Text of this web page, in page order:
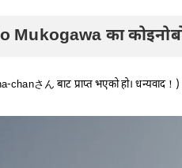
Mukogawa का
chanさん बाट प्राप्त भएको हो। धन्यवाद！)